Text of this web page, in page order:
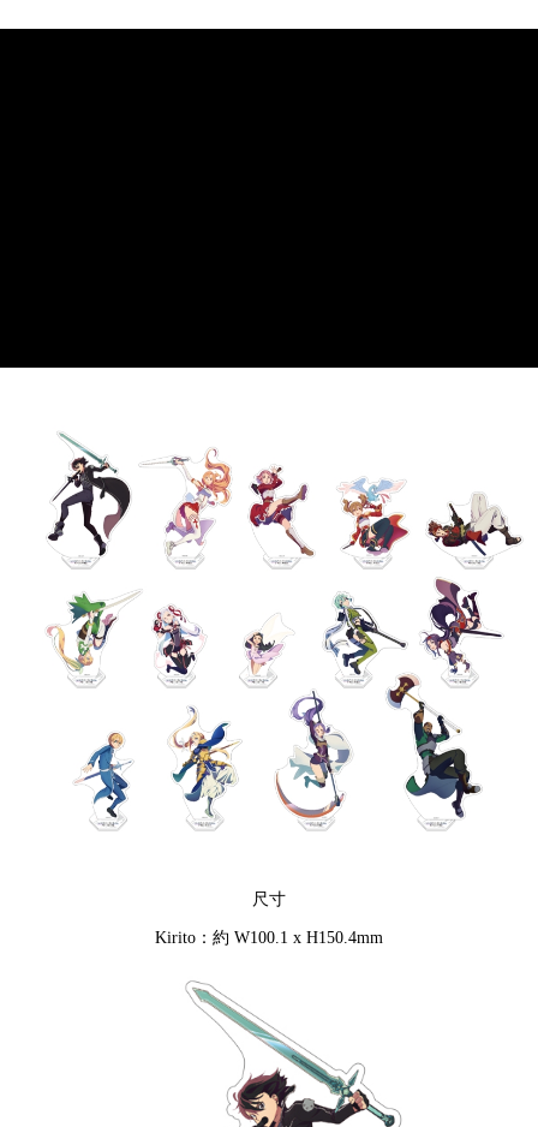
NT$1,300 atau lebih
宅配-木棉花樂園專用
NT$1,300 atau lebih
宅配-離島(澎湖/金門/馬祖)-木棉花樂園專用
NT$220/pesanan
黑貓宅配-貨到付款
尺寸
Kirito：約 W100.1 x H150.4mm